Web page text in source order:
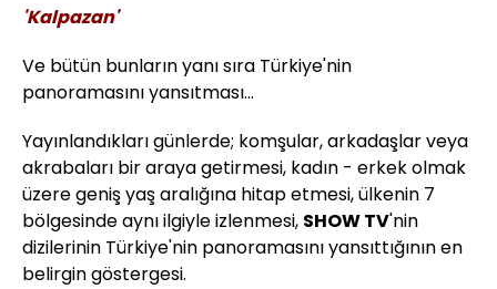
'Kalpazan'
Ve bütün bunların yanı sıra Türkiye'nin
panoramasını yansıtması...
Yayınlandıkları günlerde; komşular, arkadaşlar veya
akrabaları bir araya getirmesi, kadın - erkek olmak
üzere geniş yaş aralığına hitap etmesi, ülkenin 7
bölgesinde aynı ilgiyle izlenmesi, SHOW TV'nin
dizilerinin Türkiye'nin panoramasını yansıttığının en
belirgin göstergesi.